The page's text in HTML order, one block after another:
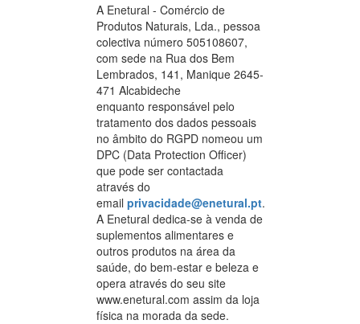
A Enetural - Comércio de
Produtos Naturais, Lda., pessoa
colectiva número 505108607,
com sede na Rua dos Bem
Lembrados, 141, Manique 2645-
471 Alcabideche
enquanto responsável pelo
tratamento dos dados pessoais
no âmbito do RGPD nomeou um
DPC (Data Protection Officer)
que pode ser contactada
através do
email privacidade@enetural.pt.
A Enetural dedica-se à venda de
suplementos alimentares e
outros produtos na área da
saúde, do bem-estar e beleza e
opera através do seu site
www.enetural.com assim da loja
física na morada da sede.